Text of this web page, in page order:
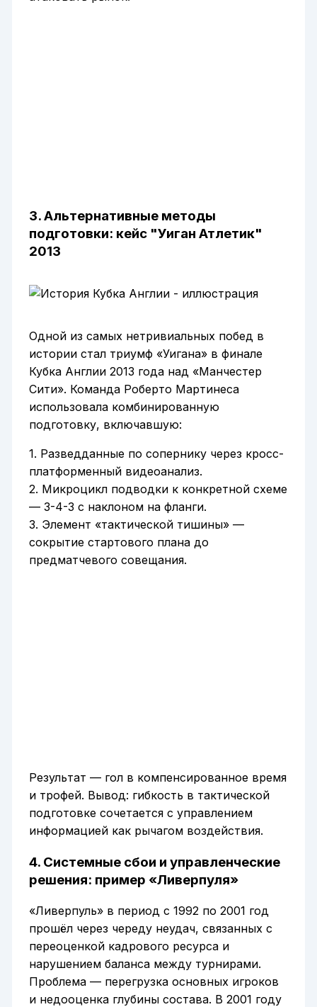
3. Альтернативные методы
подготовки: кейс "Уиган Атлетик"
2013
Одной из самых нетривиальных побед в
истории стал триумф «Уигана» в финале
Кубка Англии 2013 года над «Манчестер
Сити». Команда Роберто Мартинеса
использовала комбинированную
подготовку, включавшую:
1. Разведданные по сопернику через кросс-
платформенный видеоанализ.
2. Микроцикл подводки к конкретной схеме
— 3-4-3 с наклоном на фланги.
3. Элемент «тактической тишины» —
сокрытие стартового плана до
предматчевого совещания.
Результат — гол в компенсированное время
и трофей. Вывод: гибкость в тактической
подготовке сочетается с управлением
информацией как рычагом воздействия.
4. Системные сбои и управленческие
решения: пример «Ливерпуля»
«Ливерпуль» в период с 1992 по 2001 год
прошёл через череду неудач, связанных с
переоценкой кадрового ресурса и
нарушением баланса между турнирами.
Проблема — перегрузка основных игроков
и недооценка глубины состава. В 2001 году